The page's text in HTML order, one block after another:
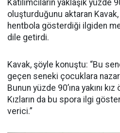
Katılımcıların yaklaşık yüzde
oluşturduğunu aktaran Kavak,
hentbola gösterdiği ilgiden
dile getirdi.
Kavak, şöyle konuştu: “Bu
geçen seneki çocuklara
Bunun yüzde 90’ına yakını
Kızların da bu spora ilgi
verici.”